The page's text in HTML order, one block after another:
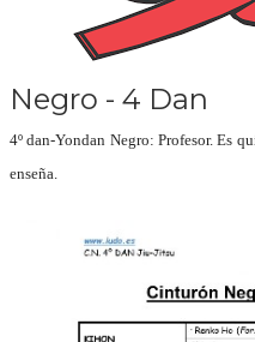
Negro - 4 Dan
4º dan-Yondan Negro: Profesor. Es
enseña.